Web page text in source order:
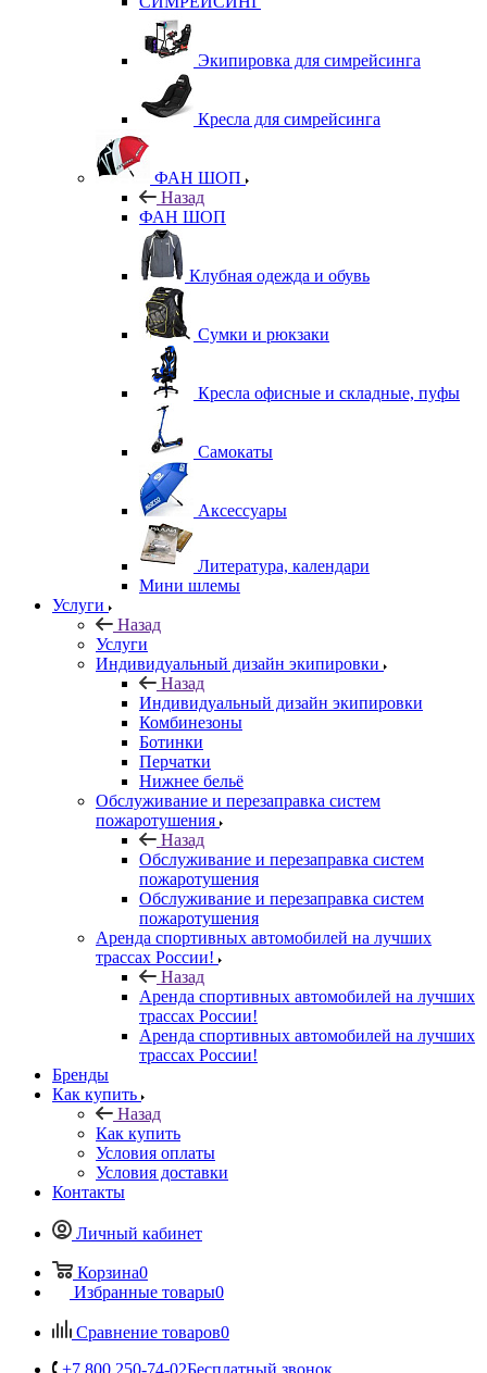
Экипировка для симрейсинга
Кресла для симрейсинга
ФАН ШОП
Назад
ФАН ШОП
Клубная одежда и обувь
Сумки и рюкзаки
Кресла офисные и складные, пуфы
Самокаты
Аксессуары
Литература, календари
Мини шлемы
Услуги
Назад
Услуги
Индивидуальный дизайн экипировки
Назад
Индивидуальный дизайн экипировки
Комбинезоны
Ботинки
Перчатки
Нижнее бельё
Обслуживание и перезаправка систем
пожаротушения
Назад
Обслуживание и перезаправка систем
пожаротушения
Обслуживание и перезаправка систем
пожаротушения
Аренда спортивных автомобилей на лучших
трассах России!
Назад
Аренда спортивных автомобилей на лучших
трассах России!
Аренда спортивных автомобилей на лучших
трассах России!
Бренды
Как купить
Назад
Как купить
Условия оплаты
Условия доставки
Контакты
Личный кабинет
Корзина0
Избранные товары0
Сравнение товаров0
+7 800 250-74-02Бесплатный звонок